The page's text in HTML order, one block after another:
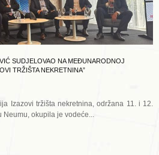
SUDJELOVAO NA MEĐUNARODNOJ
TRŽIŠTA NEKRETNINA”
Izazovi tržišta nekretnina, održana 11. i 12.
Neumu, okupila je vodeće...